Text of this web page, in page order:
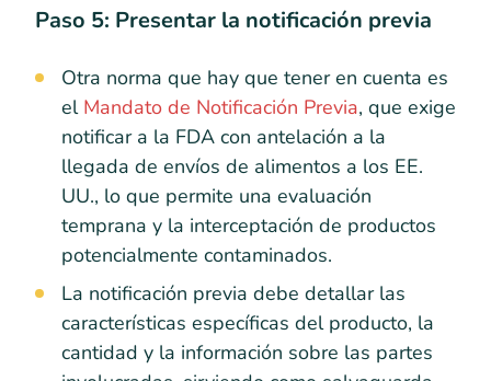
Paso 5: Presentar la notificación previa
Otra norma que hay que tener en cuenta es
el Mandato de Notificación Previa, que exige
notificar a la FDA con antelación a la
llegada de envíos de alimentos a los EE.
UU., lo que permite una evaluación
temprana y la interceptación de productos
potencialmente contaminados.
La notificación previa debe detallar las
características específicas del producto, la
cantidad y la información sobre las partes